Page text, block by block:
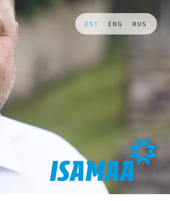
EST ENG RUS